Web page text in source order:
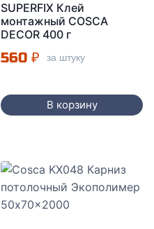
SUPERFIX Клей
монтажный COSCA
DECOR 400 г
560 ₽ за штуку
В корзину